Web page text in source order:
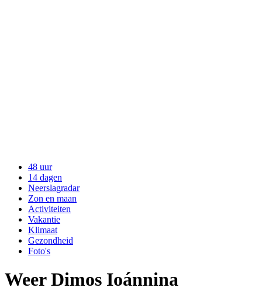
48 uur
14 dagen
Neerslagradar
Zon en maan
Activiteiten
Vakantie
Klimaat
Gezondheid
Foto's
Weer Dimos Ioánnina